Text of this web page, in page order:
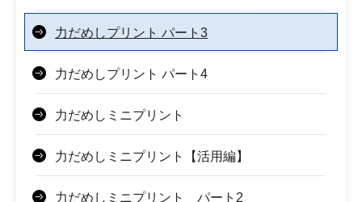
力だめしプリント パート3
力だめしプリント パート4
力だめしミニプリント
力だめしミニプリント【活用編】
力だめしミニプリント パート2